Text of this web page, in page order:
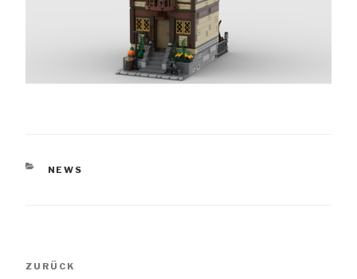
KATEGORIEN
NEWS
Vorheriger
ZURÜCK